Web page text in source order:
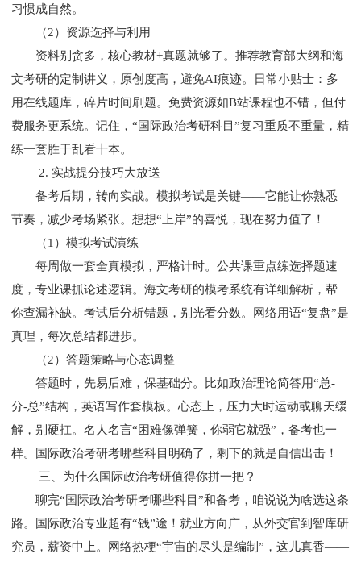
习惯成自然。
（2）资源选择与利用
资料别贪多，核心教材+真题就够了。推荐教育部大纲和海
文考研的定制讲义，原创度高，避免AI痕迹。日常小贴士：多
用在线题库，碎片时间刷题。免费资源如B站课程也不错，但付
费服务更系统。记住，“国际政治考研科目”复习重质不重量，精
练一套胜于乱看十本。
2. 实战提分技巧大放送
备考后期，转向实战。模拟考试是关键——它能让你熟悉
节奏，减少考场紧张。想想“上岸”的喜悦，现在努力值了！
（1）模拟考试演练
每周做一套全真模拟，严格计时。公共课重点练选择题速
度，专业课抓论述逻辑。海文考研的模考系统有详细解析，帮
你查漏补缺。考试后分析错题，别光看分数。网络用语“复盘”是
真理，每次总结都进步。
（2）答题策略与心态调整
答题时，先易后难，保基础分。比如政治理论简答用“总-
分-总”结构，英语写作套模板。心态上，压力大时运动或聊天缓
解，别硬扛。名人名言“困难像弹簧，你弱它就强”，备考也一
样。国际政治考研考哪些科目明确了，剩下的就是自信出击！
三、为什么国际政治考研值得你拼一把？
聊完“国际政治考研考哪些科目”和备考，咱说说为啥选这条
路。国际政治专业超有“钱”途！就业方向广，从外交官到智库研
究员，薪资中上。网络热梗“宇宙的尽头是编制”，这儿真香——